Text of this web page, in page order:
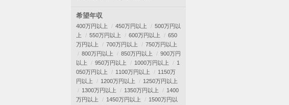
希望年収
400万円以上 450万円以上
500万円以
上
550万円以上 600万円以上
650
万円以上
700万円以上
750万円以上
800万円以上
850万円以上
900万円
以上
950万円以上 1000万円以上
1
050万円以上
1100万円以上
1150万
円以上
1200万円以上
1250万円以上
1300万円以上
1350万円以上
1400
万円以上
1450万円以上
1500万円以